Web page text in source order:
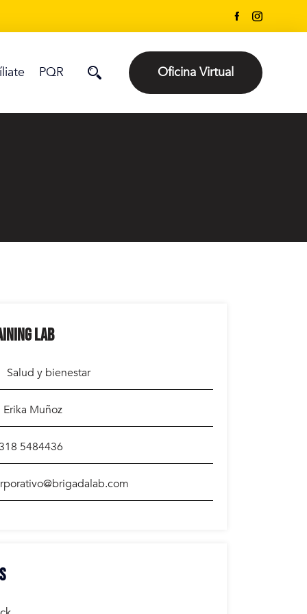
PQR Oficina Virtual
LAB
Salud y bienestar
Erika Muñoz
5484436